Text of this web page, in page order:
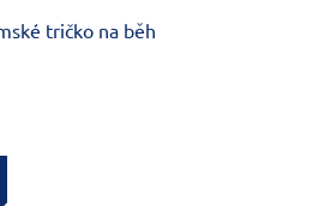
tričko na běh